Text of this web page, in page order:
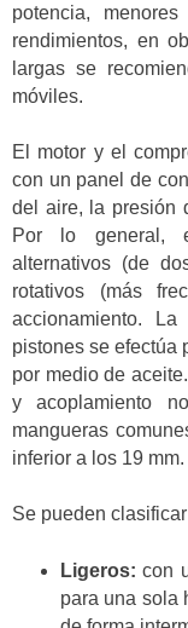
potencia,
rendimientos, en
largas se
móviles.
El motor y el
con un panel de
del aire, la presión
Por lo general,
alternativos (de
rotativos (más
accionamiento.
pistones se efectúa
por medio de
y acoplamiento
mangueras
inferior a los 19 mm.
Se pueden
Ligeros: con
para una sola